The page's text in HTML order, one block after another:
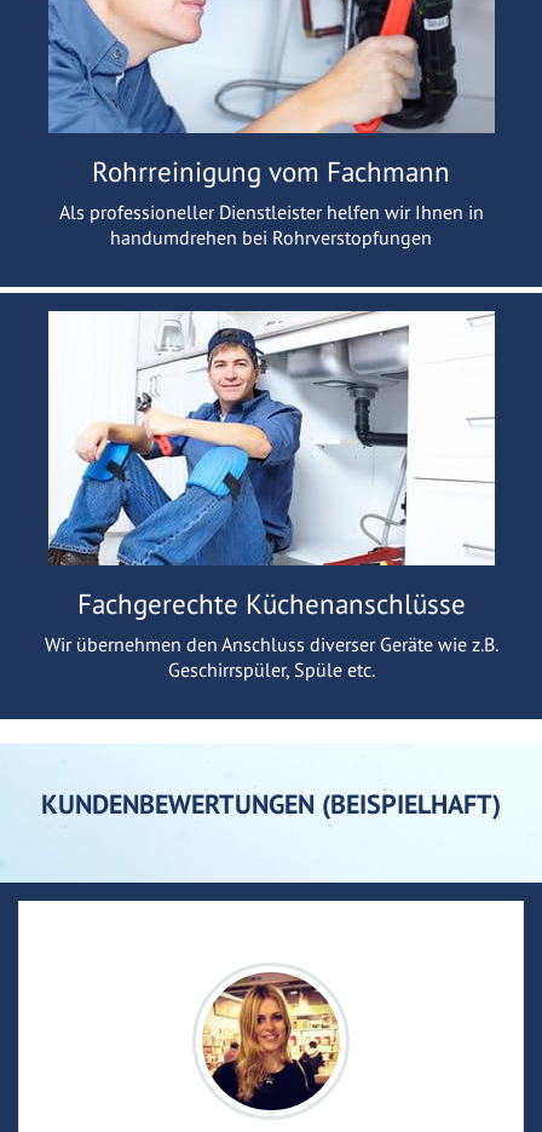
Rohrreinigung vom Fachmann
Als professioneller Dienstleister helfen wir Ihnen in
handumdrehen bei Rohrverstopfungen
Fachgerechte Küchenanschlüsse
Wir übernehmen den Anschluss diverser Geräte wie z.B.
Geschirrspüler, Spüle etc.
KUNDENBEWERTUNGEN (BEISPIELHAFT)